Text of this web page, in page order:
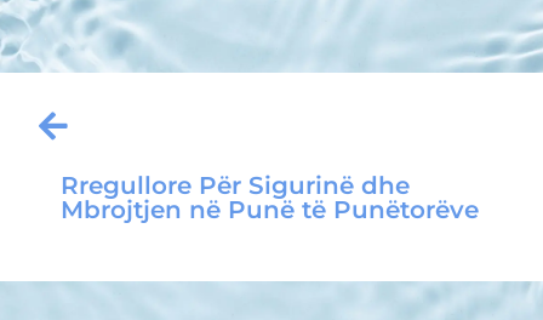
Rregullore Për Sigurinë dhe
Mbrojtjen në Punë të Punëtorëve